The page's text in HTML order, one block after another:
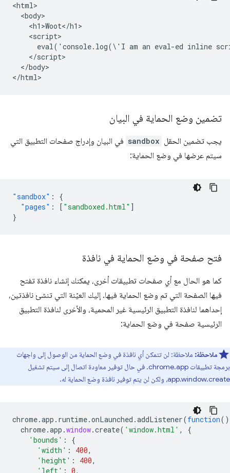
<html>
  <body>
    <h1>Woot</h1>
    <script>
eval('console.log(\'I am an eval-ed inline
    </script>
  </body>
تضمين وضع الحماية في البيان
يجب تضمين الحقل sandbox في البيان وإدراج صفحات التطبيق التي
سيتم عرضها في وضع الحماية:
"sandbox" :
{
"pages" : [ "sandboxed.html" ]
}
فتح صفحة في وضع الحماية في نافذة
كما هو الحال مع أي صفحات تطبيقات أخرى، يمكنك إنشاء نافذة تفتح
فيها الصفحة التي تم وضع الحماية فيها. إليك العيّنة التي تنشئ نافذتين،
إحداهما لنافذة التطبيق الرئيسية غير المحمية، والأخرى لنافذة التطبيق
الرئيسية صفحة في وضع الحماية:
ملاحظة: ملاحظة: لن تتمكن أي نافذة في وضع الحماية من الوصول إلى واجهات
برمجة تطبيقات chrome.app. في حال توفير معاودة اتصال إلى سيتم تشغيل
app.window.create، ولكن لن يتم توفير نافذة وضع الحماية له.
chrome.app . runtime.onLaunched .addListener(function()
chrome.app .window.create( 'window.html' ,
{
'bounds' :
{
'width' : 400,
'height' : 400,
'left' : 0,